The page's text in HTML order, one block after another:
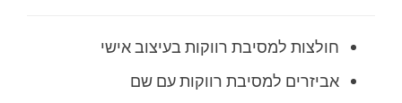
חולצות למסיבת רווקות בעיצוב אישי
אביזרים למסיבת רווקות עם שם